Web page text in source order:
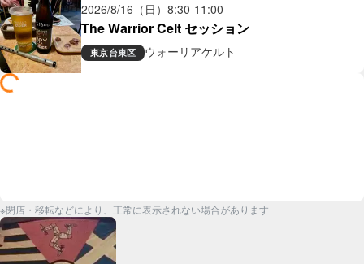
2026/8/16（日） 8:30-11:00
The Warrior Celt セッション
東京台東区 ウォーリアケルト
※閉店・移転などにより、正常に表示されない場合があります